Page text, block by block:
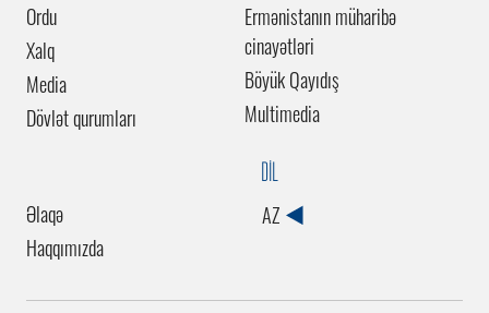
Ordu
Xalq
Media
Dövlət qurumları
Ermənistanın müharibə
cinayətləri
Böyük Qayıdış
Multimedia
Əlaqə
Haqqımızda
DİL
AZ